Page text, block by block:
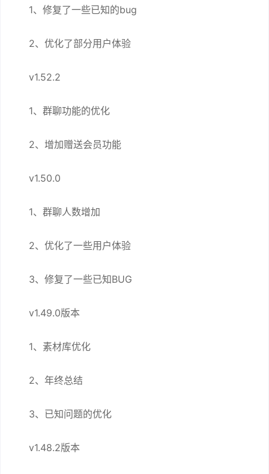
1、修复了一些已知的bug
2、优化了部分用户体验
v1.52.2
1、群聊功能的优化
2、增加赠送会员功能
v1.50.0
1、群聊人数增加
2、优化了一些用户体验
3、修复了一些已知BUG
v1.49.0版本
1、素材库优化
2、年终总结
3、已知问题的优化
v1.48.2版本